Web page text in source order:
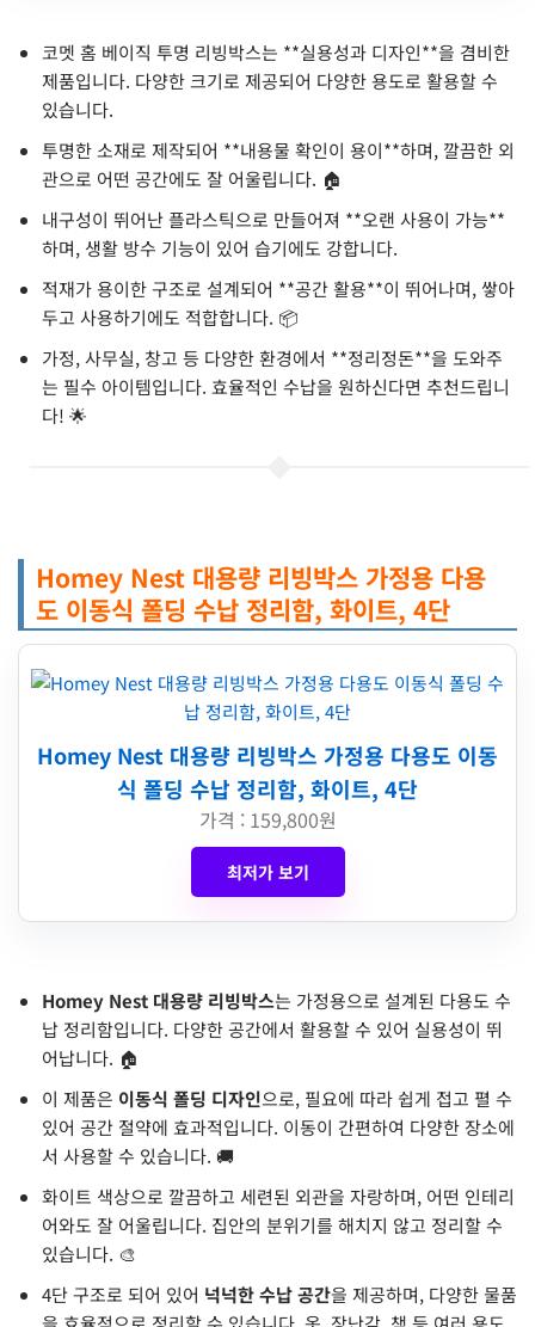
코멧 홈 베이직 투명 리빙박스는 **실용성과 디자인**을 겸비한
제품입니다. 다양한 크기로 제공되어 다양한 용도로 활용할 수
있습니다.
투명한 소재로 제작되어 **내용물 확인이 용이**하며, 깔끔한 외
관으로 어떤 공간에도 잘 어울립니다. 🏠
내구성이 뛰어난 플라스틱으로 만들어져 **오랜 사용이 가능**
하며, 생활 방수 기능이 있어 습기에도 강합니다.
적재가 용이한 구조로 설계되어 **공간 활용**이 뛰어나며, 쌓아
두고 사용하기에도 적합합니다. 📦
가정, 사무실, 창고 등 다양한 환경에서 **정리정돈**을 도와주
는 필수 아이템입니다. 효율적인 수납을 원하신다면 추천드립니
다! 🌟
Homey Nest 대용량 리빙박스 가정용 다용
도 이동식 폴딩 수납 정리함, 화이트, 4단
Homey Nest 대용량 리빙박스 가정용 다용도 이동
식 폴딩 수납 정리함, 화이트, 4단
가격 : 159,800원
최저가 보기
Homey Nest 대용량 리빙박스는 가정용으로 설계된 다용도 수
납 정리함입니다. 다양한 공간에서 활용할 수 있어 실용성이 뛰
어납니다. 🏠
이 제품은 이동식 폴딩 디자인으로, 필요에 따라 쉽게 접고 펼 수
있어 공간 절약에 효과적입니다. 이동이 간편하여 다양한 장소에
서 사용할 수 있습니다. 🚚
화이트 색상으로 깔끔하고 세련된 외관을 자랑하며, 어떤 인테리
어와도 잘 어울립니다. 집안의 분위기를 해치지 않고 정리할 수
있습니다. 🎨
4단 구조로 되어 있어 넉넉한 수납 공간을 제공하며, 다양한 물품